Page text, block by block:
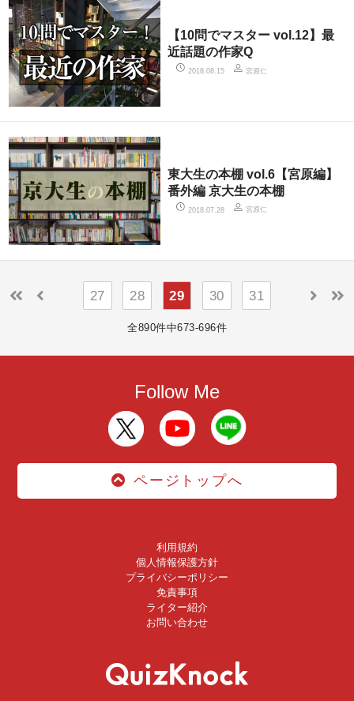
【10問でマスター vol.12】最
近話題の作家Q
2018.08.15 宮原仁
東大生の本棚 vol.6【宮原編】
番外編 京大生の本棚
2018.07.28 宮原仁
27 28 29 30 31
全890件中673-696件
Follow Me
ページトップへ
利用規約
個人情報保護方針
プライバシーポリシー
免責事項
ライター紹介
お問い合わせ